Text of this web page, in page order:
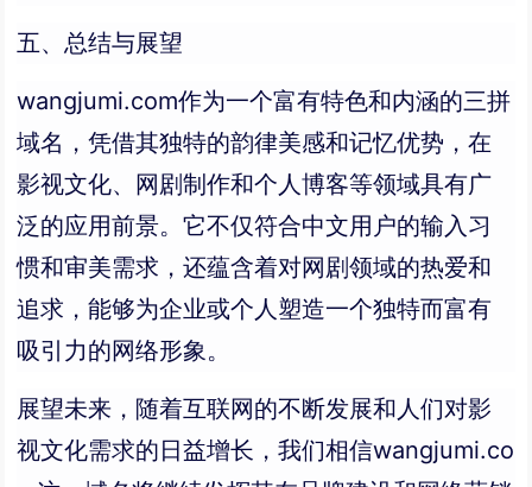
五、总结与展望
wangjumi.com作为一个富有特色和内涵的三拼
域名，凭借其独特的韵律美感和记忆优势，在
影视文化、网剧制作和个人博客等领域具有广
泛的应用前景。它不仅符合中文用户的输入习
惯和审美需求，还蕴含着对网剧领域的热爱和
追求，能够为企业或个人塑造一个独特而富有
吸引力的网络形象。
展望未来，随着互联网的不断发展和人们对影
视文化需求的日益增长，我们相信wangjumi.co